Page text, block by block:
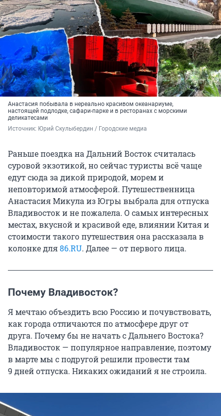
Анастасия побывала в нереально красивом океанариуме,
настоящей подлодке, сафари-парке и в ресторанах с морскими
деликатесами
Источник: Юрий Скулыбердин / Городские медиа
Раньше поездка на Дальний Восток считалась
суровой экзотикой, но сейчас туристы всё чаще
едут сюда за дикой природой, морем и
неповторимой атмосферой. Путешественница
Анастасия Микула из Югры выбрала для отпуска
Владивосток и не пожалела. О самых интересных
местах, вкусной и красивой еде, влиянии Китая и
стоимости такого путешествия она рассказала в
колонке для86.RU. Далее — от первого лица.
Почему Владивосток?
Я мечтаю объездить всю Россию и почувствовать,
как города отличаются по атмосфере друг от
друга. Почему бы не начать с Дальнего Востока?
Владивосток — популярное направление, поэтому
в марте мы с подругой решили провести там
9 днейотпуска. Никаких ожиданий я не строила.